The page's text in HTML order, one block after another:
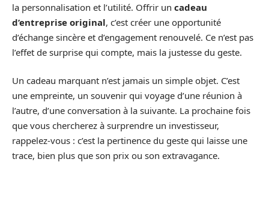
la personnalisation et l’utilité. Offrir un cadeau
d’entreprise original, c’est créer une opportunité
d’échange sincère et d’engagement renouvelé. Ce n’est pas
l’effet de surprise qui compte, mais la justesse du geste.
Un cadeau marquant n’est jamais un simple objet. C’est
une empreinte, un souvenir qui voyage d’une réunion à
l’autre, d’une conversation à la suivante. La prochaine fois
que vous chercherez à surprendre un investisseur,
rappelez-vous : c’est la pertinence du geste qui laisse une
trace, bien plus que son prix ou son extravagance.